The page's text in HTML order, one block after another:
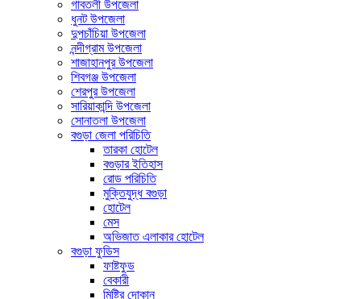
গাবতলী উপজেলা
ধুনট উপজেলা
দুপচাঁচিয়া উপজেলা
নন্দীগ্রাম উপজেলা
শাজাহানপুর উপজেলা
শিবগঞ্জ উপজেলা
শেরপুর উপজেলা
সারিয়াকান্দি উপজেলা
সোনাতলা উপজেলা
বগুড়া জেলা পরিচিতি
তারকা হোটেল
বগুড়ার ইতিহাস
রোড পরিচিতি
মুক্তিযুদ্ধ বগুড়া
হোটেল
মেস
অভিজাত এলাকার হোটেল
বগুড়া ফুডিস
ফাষ্টফুড
বেকারী
মিষ্টির দোকান